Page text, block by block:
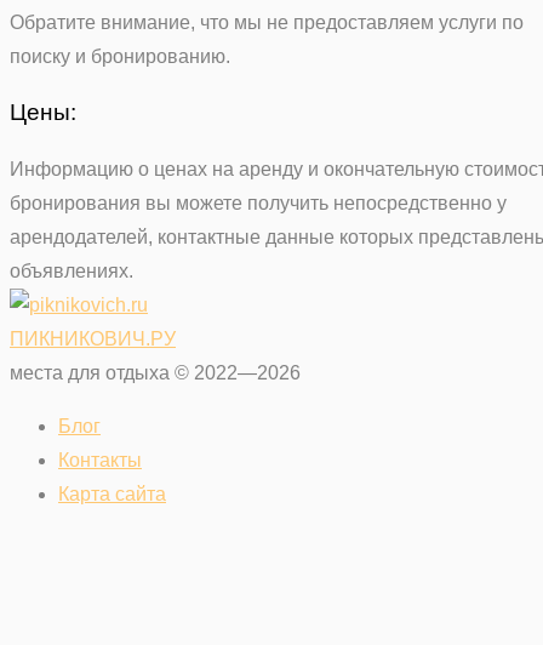
Обратите внимание, что мы не предоставляем услуги по
поиску и бронированию.
Цены:
Информацию о ценах на аренду и окончательную
бронирования вы можете получить непосредственно у
арендодателей, контактные данные которых
объявлениях.
ПИКНИКОВИЧ.РУ
места для отдыха © 2022—2026
Блог
Контакты
Карта сайта